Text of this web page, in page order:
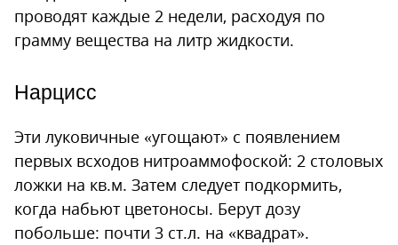
проводят каждые 2 недели, расходуя по
грамму вещества на литр жидкости.
Нарцисс
Эти луковичные «угощают» с появлением
первых всходов нитроаммофоской: 2 столовых
ложки на кв.м. Затем следует подкормить,
когда набьют цветоносы. Берут дозу
побольше: почти 3 ст.л. на «квадрат».